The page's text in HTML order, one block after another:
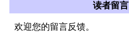
读者留言
欢迎您的留言反馈。